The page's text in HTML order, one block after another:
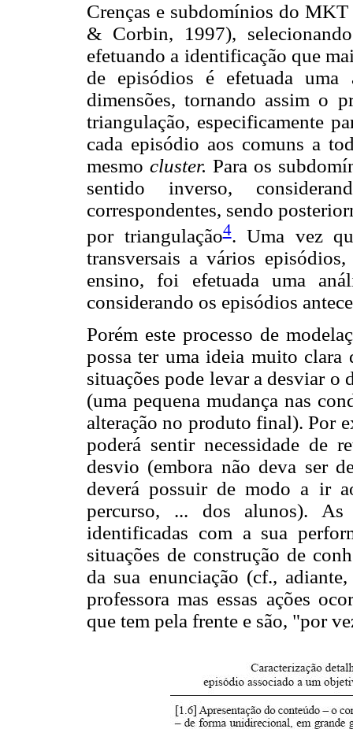
Crenças e subdomínios do
& Corbin, 1997),
efetuando a identificação que
de episódios é efetuada uma
dimensões, tornando assim o
triangulação, especificamente
cada episódio aos comuns a
mesmocluster.Para os
sentido inverso,
correspondentes, sendo
por triangulação4. Uma vez
transversais a vários
ensino, foi efetuada uma
considerando os episódios
Porém este processo de
possa ter uma ideia muito clara
situações pode levar a desviar
(uma pequena mudança nas
alteração no produto final). Por
poderá sentir necessidade de
desvio (embora não deva ser
deverá possuir de modo a ir
percurso, ... dos alunos).
identificadas com a sua
situações de construção de
da sua enunciação (cf.,
professora mas essas ações
que tem pela frente e são, "por